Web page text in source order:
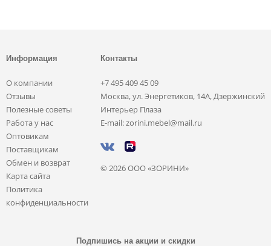
Информация
О компании
Отзывы
Полезные советы
Работа у нас
Оптовикам
Поставщикам
Обмен и возврат
Карта сайта
Политика
конфиденциальности
Контакты
+7 495 409 45 09
Москва, ул. Энергетиков, 14А, Дзержинский
Интерьер Плаза
E-mail: zorini.mebel@mail.ru
© 2026 ООО «ЗОРИНИ»
Подпишись на акции и скидки